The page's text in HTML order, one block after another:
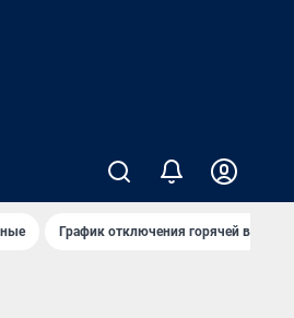
График отключения горячей воды в